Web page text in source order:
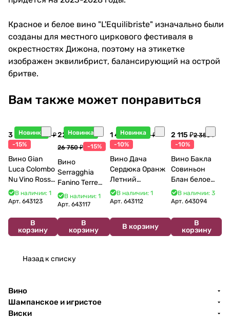
Красное и белое вино "L'Equilibriste" изначально были
созданы для местного циркового фестиваля в
окрестностях Дижона, поэтому на этикетке
изображен эквилибрист, балансирующий на острой
бритве.
Вам также может понравиться
Новинка
3 998 ₽4 704 ₽
-15%
Вино Gian
Luca Colombo
Nu Vino Rosso
2025 750 мл
В наличии: 1
Арт. 643123
В
корзину
Новинка
22 738 ₽
26 750 ₽ -15%
Вино
Serragghia
Fanino Terre
Siciliane IGP
2022 750 мл
В наличии: 1
Арт.643117
В
корзину
Новинка
1 440 ₽1 600 ₽
-10%
Вино Дача
Сердюка Оранж
Летний
Сибирьковый
2024 750 мл
В наличии: 1
Арт. 643112
В корзину
2 115 ₽2 350 ₽
-10%
Вино Бакла
Совиньон
Блан белое
сухое 750 мл
12%
В наличии: 3
Арт.643094
В
корзину
Назад к списку
Вино
Шампанское и игристое
Виски